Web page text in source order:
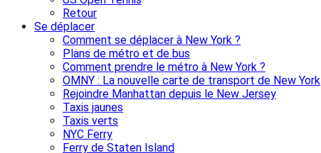
Retour
Se déplacer
Comment se déplacer à New York ?
Plans de métro et de bus
Comment prendre le métro à New York ?
OMNY : La nouvelle carte de transport de New York
Rejoindre Manhattan depuis le New Jersey
Taxis jaunes
Taxis verts
NYC Ferry
Ferry de Staten Island